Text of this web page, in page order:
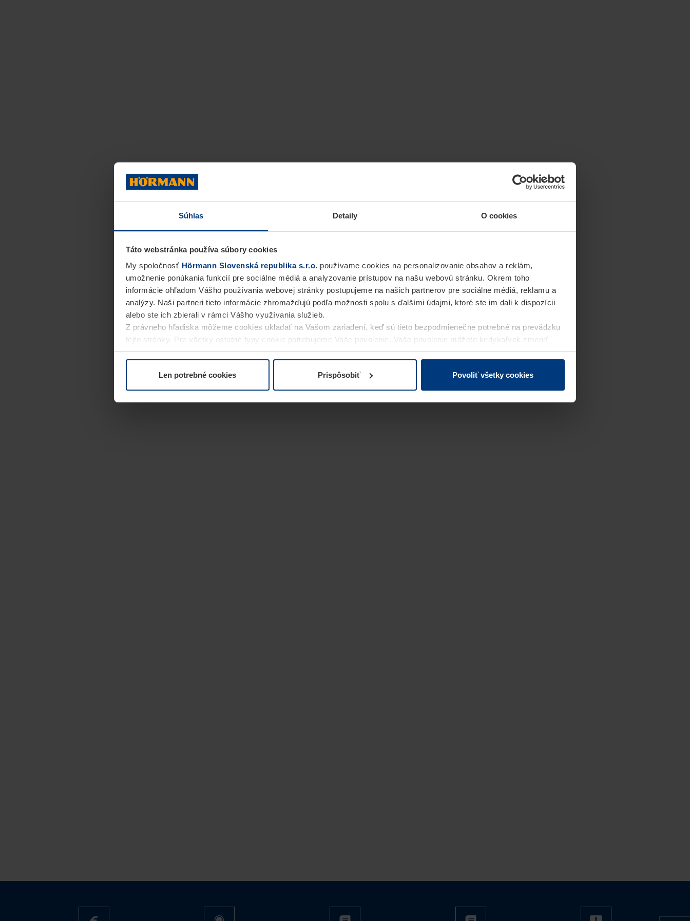
Súhlas Detaily O cookies
Táto webstránka používa súbory cookies
My spoločnosť Hörmann Slovenská republika s.r.o. používame cookies na personalizovanie obsahov a reklám,
umožnenie ponúkania funkcií pre sociálne médiá a analyzovanie prístupov na našu webovú stránku. Okrem toho
informácie ohľadom Vášho používania webovej stránky postupujeme na našich partnerov pre sociálne médiá, reklamu a
analýzy. Naši partneri tieto informácie zhromažďujú podľa možnosti spolu s ďalšími údajmi, ktoré ste im dali k dispozícii
alebo ste ich zbierali v rámci Vášho využívania služieb.
Z právneho hľadiska môžeme cookies ukladať na Vašom zariadení, keď sú tieto bezpodmienečne potrebné na prevádzku
tejto stránky. Pre všetky ostatné typy cookie potrebujeme Vaše povolenie. Vaše povolenie môžete kedykoľvek zmeniť
alebo odvolať vo vysvetlení cookie na stránkeVyhlásenie o ochrane osobných údajovnašej webovej stránky.
Len potrebné cookies Prispôsobiť Povoliť všetky cookies